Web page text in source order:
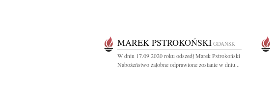
MAREK PSTROKOŃSKI GDAŃSK
W dniu 17.09.2020 roku odszedł Marek Pstrokoński
Nabożeństwo żałobne odprawione zostanie w dniu...